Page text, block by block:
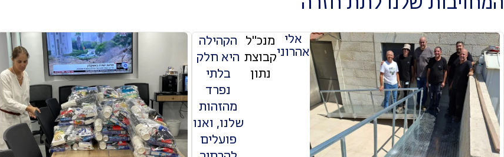
אלי
אהרוני
מנכ"ל
קבוצת
נתון
הקהילה
היא חלק
בלתי
נפרד
מהזהות
שלנו, ואנו
פועלים